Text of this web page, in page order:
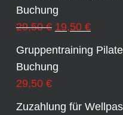
Buchung
29,50€ Ursprünglicher
Preis
29,50 €
19,50 €
Preis
ist:
Gruppentraining
Buchung
29,50 €
Zuzahlung für